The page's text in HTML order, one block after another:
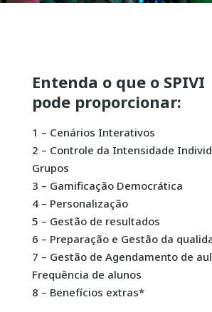
Entenda o que o SPIVI
pode proporcionar:
1 – Cenários Interativos
2 – Controle da Intensidade
Grupos
3 – Gamificação Democrática
4 – Personalização
5 – Gestão de resultados
6 – Preparação e Gestão da
7 – Gestão de Agendamento de
Frequência de alunos
8 – Benefícios extras*